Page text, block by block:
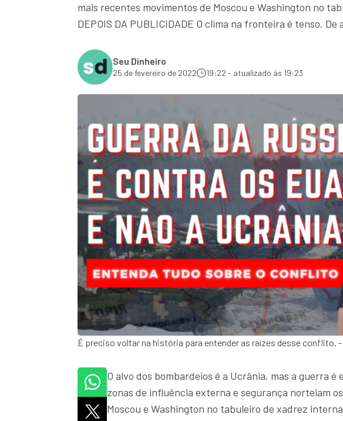
mais recentes movimentos de Moscou e Washington no
DEPOIS DA PUBLICIDADE O clima na fronteira é tenso.
Seu Dinheiro
25 de fevereiro de 2022 19:22 - atualizado às 19:23
É preciso voltar na história para entender as raízes desse conflito.
O alvo dos bombardeios é a Ucrânia, mas a guerra é
zonas de influência externa e segurança norteiam
Moscou e Washington no tabuleiro de xadrez